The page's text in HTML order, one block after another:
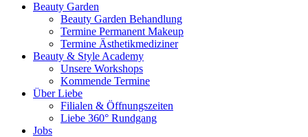
Beauty Garden
Beauty Garden Behandlung
Termine Permanent Makeup
Termine Ästhetikmediziner
Beauty & Style Academy
Unsere Workshops
Kommende Termine
Über Liebe
Filialen & Öffnungszeiten
Liebe 360° Rundgang
Jobs